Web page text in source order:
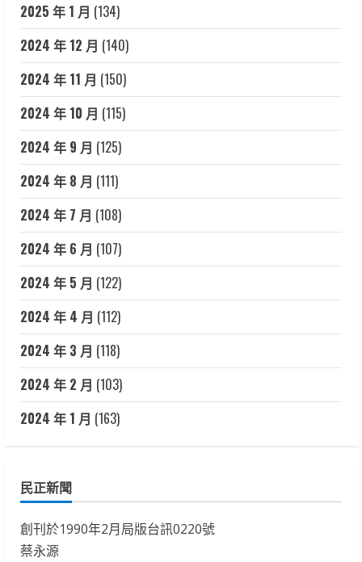
2025 年 1 月 (134)
2024 年 12 月 (140)
2024 年 11 月 (150)
2024 年 10 月 (115)
2024 年 9 月 (125)
2024 年 8 月 (111)
2024 年 7 月 (108)
2024 年 6 月 (107)
2024 年 5 月 (122)
2024 年 4 月 (112)
2024 年 3 月 (118)
2024 年 2 月 (103)
2024 年 1 月 (163)
民正新聞
創刊於1990年2月局版台訊0220號
蔡永源